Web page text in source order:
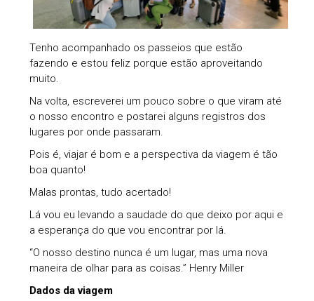
Tenho acompanhado os passeios que estão
fazendo e estou feliz porque estão aproveitando
muito.
Na volta, escreverei um pouco sobre o que viram até
o nosso encontro e postarei alguns registros dos
lugares por onde passaram.
Pois é, viajar é bom e a perspectiva da viagem é tão
boa quanto!
Malas prontas, tudo acertado!
Lá vou eu levando a saudade do que deixo por aqui e
a esperança do que vou encontrar por lá.
“O nosso destino nunca é um lugar, mas uma nova
maneira de olhar para as coisas.” Henry Miller
Dados da viagem